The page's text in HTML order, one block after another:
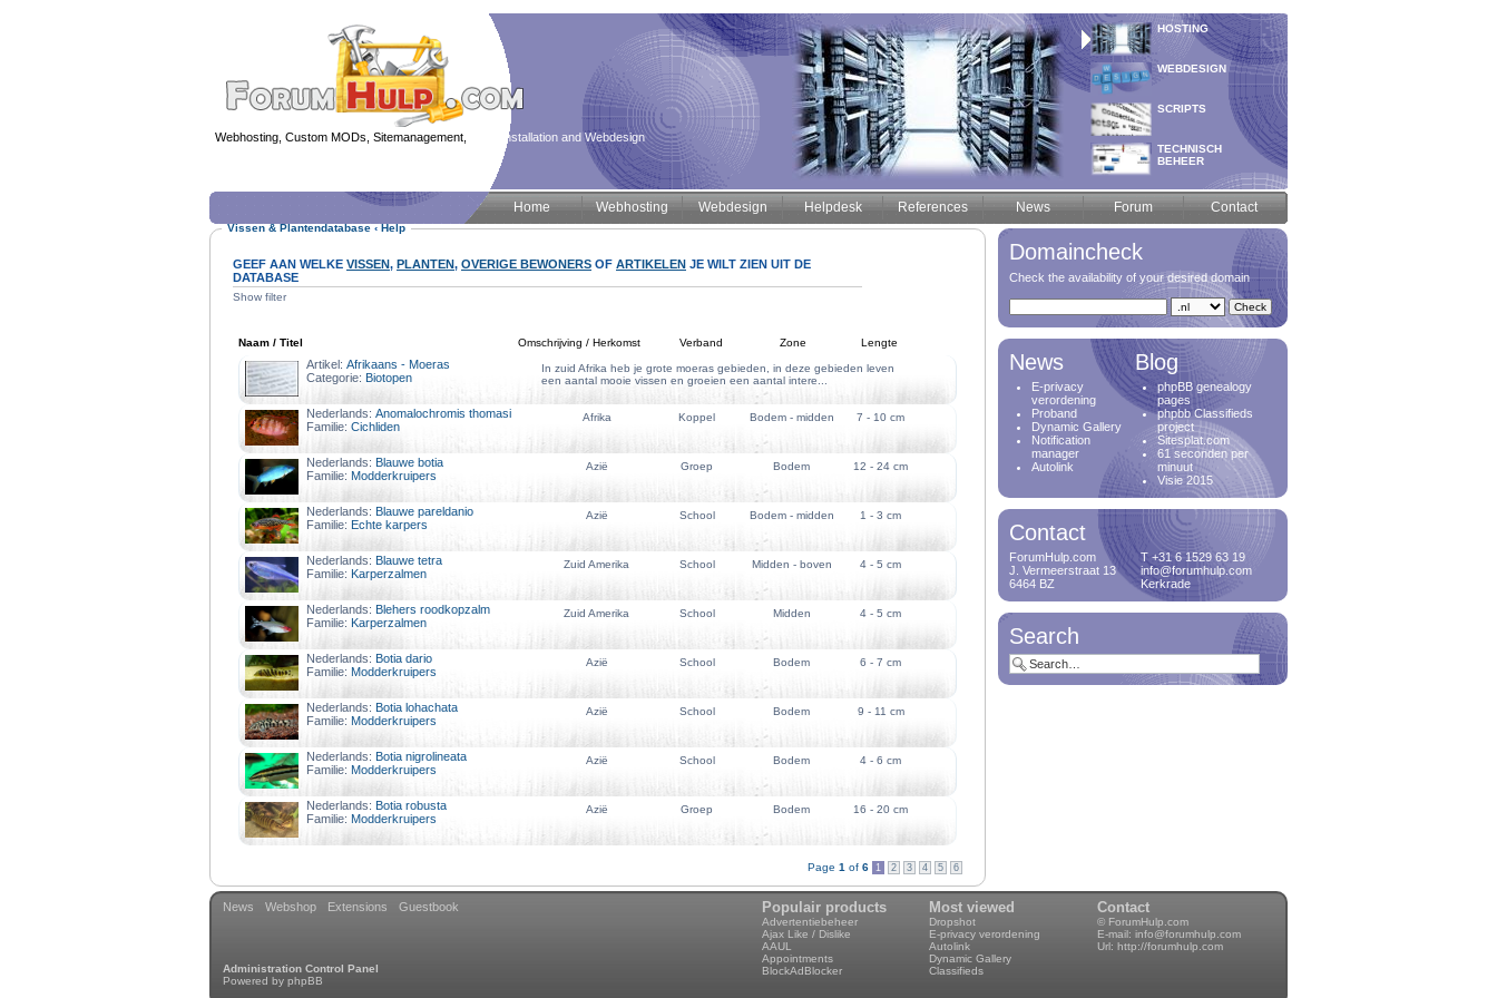
Webhosting, Custom MODs, Sitemanagement, MOD installation and Webdesign
HOSTING
WEBDESIGN
SCRIPTS
TECHNISCH
BEHEER
Home Webhosting Webdesign Helpdesk References News Forum Contact
Vissen & Plantendatabase ‹ Help
GEEF AAN WELKE VISSEN, PLANTEN, OVERIGE BEWONERS OF ARTIKELEN JE WILT ZIEN UIT DE
DATABASE
Show filter
Naam / Titel Omschrijving / Herkomst Verband Zone Lengte
Artikel: Afrikaans - Moeras
Categorie: Biotopen
In zuid Afrika heb je grote moeras gebieden, in deze gebieden leven
een aantal mooie vissen en groeien een aantal intere...
Nederlands: Anomalochromis thomasi
Familie: Cichliden
Afrika Koppel Bodem - midden 7 - 10 cm
Nederlands: Blauwe botia
Familie: Modderkruipers
Azië Groep Bodem 12 - 24 cm
Nederlands: Blauwe pareldanio
Familie: Echte karpers
Azië School Bodem - midden 1 - 3 cm
Nederlands: Blauwe tetra
Familie: Karperzalmen
Zuid Amerika School Midden - boven 4 - 5 cm
Nederlands: Blehers roodkopzalm
Familie: Karperzalmen
Zuid Amerika School Midden 4 - 5 cm
Nederlands: Botia dario
Familie: Modderkruipers
Azië School Bodem 6 - 7 cm
Nederlands: Botia lohachata
Familie: Modderkruipers
Azië School Bodem 9 - 11 cm
Nederlands: Botia nigrolineata
Familie: Modderkruipers
Azië School Bodem 4 - 6 cm
Nederlands: Botia robusta
Familie: Modderkruipers
Azië Groep Bodem 16 - 20 cm
Page 1 of 6 1 2 3 4 5 6
Domaincheck
Check the availability of your desired domain
News
E-privacy
verordening
Proband
Dynamic Gallery
Notification
manager
Autolink
Blog
phpBB genealogy
pages
phpbb Classifieds
project
Sitesplat.com
61 seconden per
minuut
Visie 2015
Contact
ForumHulp.com
T +31 6 1529 63 19
J. Vermeerstraat 13
info@forumhulp.com
6464 BZ
Kerkrade
Search
Populair products
Advertentiebeheer
Ajax Like / Dislike
AAUL
Appointments
BlockAdBlocker
Most viewed
Dropshot
E-privacy verordening
Autolink
Dynamic Gallery
Classifieds
Contact
© ForumHulp.com
E-mail: info@forumhulp.com
Url: http://forumhulp.com
News Webshop Extensions Guestbook
Administration Control Panel
Powered by phpBB